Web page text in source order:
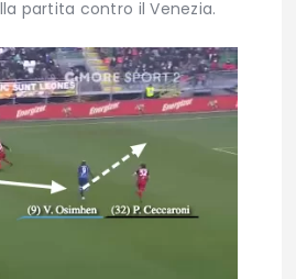
partita contro il Venezia.